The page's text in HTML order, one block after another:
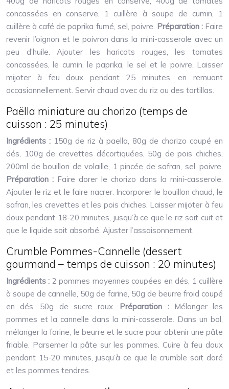
concassées en conserve, 1 cuillère à soupe de cumin, 1
cuillère à café de paprika fumé, sel, poivre. Préparation : Faire
revenir l’oignon et le poivron dans la mini-casserole avec un
peu d’huile. Ajouter les haricots rouges, les tomates
concassées, le cumin, le paprika, le sel et le poivre. Laisser
mijoter à feu doux pendant 25 minutes, en remuant
occasionnellement. Servir chaud avec du riz ou des tortillas.
Paëlla miniature au chorizo (temps de
cuisson : 25 minutes)
Ingrédients : 150g de riz à paella, 80g de chorizo coupé en
dés, 100g de crevettes décortiquées, 50g de pois chiches,
200ml de bouillon de volaille, 1 pincée de safran, sel, poivre.
Préparation : Faire dorer le chorizo dans la mini-casserole.
Ajouter le riz et le faire nacrer. Incorporer le bouillon chaud, le
safran, les crevettes et les pois chiches. Laisser mijoter à feu
doux pendant 18-20 minutes, jusqu’à ce que le riz soit cuit et
que le liquide soit absorbé. Ajuster l’assaisonnement.
Crumble Pommes-Cannelle (dessert
gourmand – temps de cuisson : 20 minutes)
Ingrédients : 2 pommes moyennes coupées en dés, 1 cuillère
à soupe de cannelle, 50g de farine, 50g de beurre froid coupé
en dés, 50g de sucre roux. Préparation : Mélanger les
pommes et la cannelle dans la mini-casserole. Dans un bol,
mélanger la farine, le beurre et le sucre pour obtenir une pâte
friable. Parsemer la pâte sur les pommes. Cuire à feu doux
pendant 15-20 minutes, jusqu’à ce que le crumble soit doré
et les pommes tendres.